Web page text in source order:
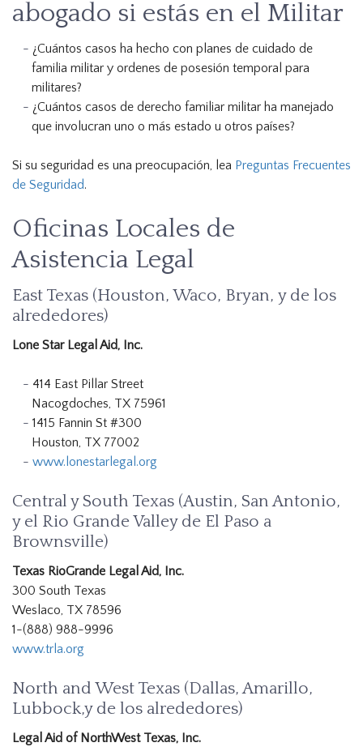
abogado si estás en el Militar
¿Cuántos casos ha hecho con planes de cuidado de
familia militar y ordenes de posesión temporal para
militares?
¿Cuántos casos de derecho familiar militar ha manejado
que involucran uno o más estado u otros países?
Si su seguridad es una preocupación, lea Preguntas Frecuentes
de Seguridad.
Oficinas Locales de
Asistencia Legal
East Texas (Houston, Waco, Bryan, y de los
alrededores)
Lone Star Legal Aid, Inc.
414 East Pillar Street
Nacogdoches, TX 75961
1415 Fannin St #300
Houston, TX 77002
www.lonestarlegal.org
Central y South Texas (Austin, San Antonio,
y el Rio Grande Valley de El Paso a
Brownsville)
Texas RioGrande Legal Aid, Inc.
300 South Texas
Weslaco, TX 78596
1-(888) 988-9996
www.trla.org
North and West Texas (Dallas, Amarillo,
Lubbock,y de los alrededores)
Legal Aid of NorthWest Texas, Inc.